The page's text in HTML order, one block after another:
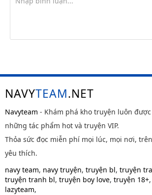
NAVYTEAM.NET
Navyteam - Khám phá kho truyện luôn
những tác phẩm hot và truyện VIP.
Thỏa sức đọc miễn phí mọi lúc, mọi nơi,
yêu thích.
navy team, navy truyện, truyện bl, truyện
truyện tranh bl, truyện boy love, truyện 18+,
lazyteam,